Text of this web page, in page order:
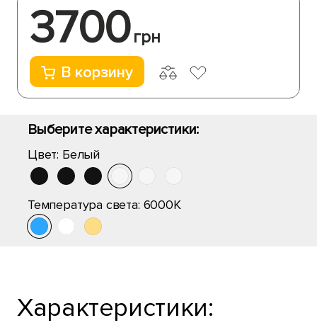
3700грн
В корзину
Выберите характеристики:
Цвет: Белый
Температура света: 6000K
Характеристики: